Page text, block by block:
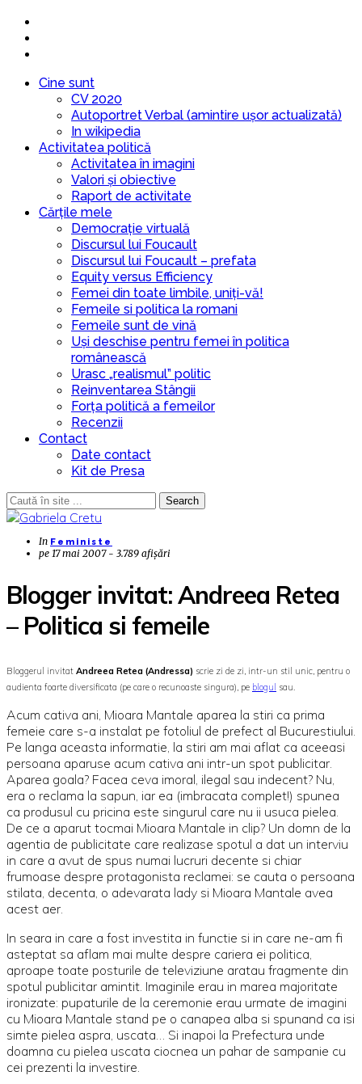
Cine sunt
CV 2020
Autoportret Verbal (amintire ușor actualizată)
In wikipedia
Activitatea politică
Activitatea în imagini
Valori și obiective
Raport de activitate
Cărțile mele
Democrație virtuală
Discursul lui Foucault
Discursul lui Foucault – prefata
Equity versus Efficiency
Femei din toate limbile, uniți-vă!
Femeile si politica la romani
Femeile sunt de vină
Uși deschise pentru femei în politica
românească
Urasc „realismul” politic
Reinventarea Stângii
Forța politică a femeilor
Recenzii
Contact
Date contact
Kit de Presa
Search
In Feministe
pe 17 mai 2007 - 3.789 afișări
Blogger invitat: Andreea Retea
– Politica si femeile
Bloggerul invitat Andreea Retea (Andressa) scrie zi de zi, intr-un stil unic, pentru o
audienta foarte diversificata (pe care o recunoaste singura), pe blogul sau.
Acum cativa ani, Mioara Mantale aparea la stiri ca prima
femeie care s-a instalat pe fotoliul de prefect al Bucurestiului.
Pe langa aceasta informatie, la stiri am mai aflat ca aceeasi
persoana aparuse acum cativa ani intr-un spot publicitar.
Aparea goala? Facea ceva imoral, ilegal sau indecent? Nu,
era o reclama la sapun, iar ea (imbracata complet!) spunea
ca produsul cu pricina este singurul care nu ii usuca pielea.
De ce a aparut tocmai Mioara Mantale in clip? Un domn de la
agentia de publicitate care realizase spotul a dat un interviu
in care a avut de spus numai lucruri decente si chiar
frumoase despre protagonista reclamei: se cauta o persoana
stilata, decenta, o adevarata lady si Mioara Mantale avea
acest aer.
In seara in care a fost investita in functie si in care ne-am fi
asteptat sa aflam mai multe despre cariera ei politica,
aproape toate posturile de televiziune aratau fragmente din
spotul publicitar amintit. Imaginile erau in marea majoritate
ironizate: pupaturile de la ceremonie erau urmate de imagini
cu Mioara Mantale stand pe o canapea alba si spunand ca isi
simte pielea aspra, uscata… Si inapoi la Prefectura unde
doamna cu pielea uscata ciocnea un pahar de sampanie cu
cei prezenti la investire.